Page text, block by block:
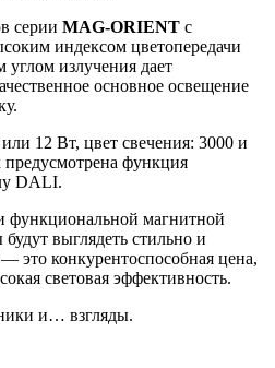
серии MAG-ORIENT с
индексом цветопередачи
излучения дает
основное освещение
12 Вт, цвет свечения: 3000 и
функция
DALI.
магнитной
выглядеть стильно и
— это конкурентоспособная цена,
световая эффективность.
и… взгляды.